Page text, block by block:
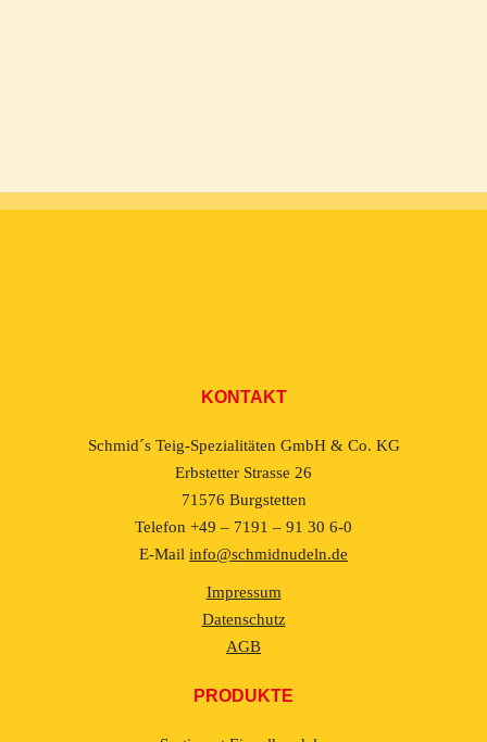
KONTAKT
Schmid´s Teig-Spezialitäten GmbH & Co. KG
Erbstetter Strasse 26
71576 Burgstetten
Telefon +49 – 7191 – 91 30 6-0
E-Mail info@schmidnudeln.de
Impressum
Datenschutz
AGB
PRODUKTE